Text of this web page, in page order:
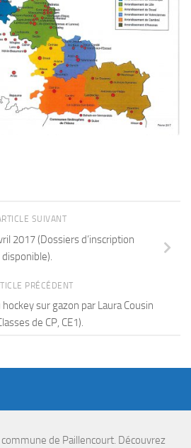
SUIVANT
2017 (Dossiers d’inscription
disponible).
PRÉCÉDENT
sur gazon par Laura Cousin
de CP, CE1).
de Paillencourt. Découvrez